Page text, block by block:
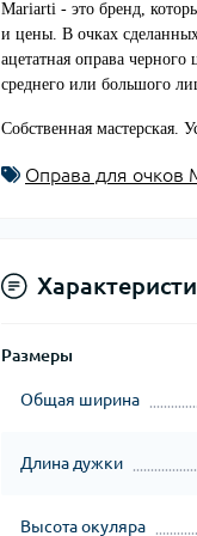
Mariarti - это бренд,
и цены. В очках
ацетатная оправа
среднего или большого
Собственная мастерская.
Оправа для очков
Размеры
Общая ширина
Длина дужки
Высота окуляра